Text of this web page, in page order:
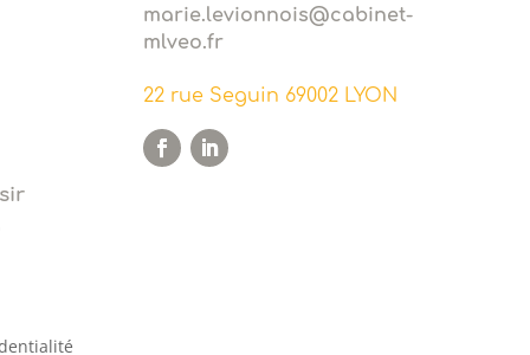
marie.levionnois@cabinet-
mlveo.fr
22 rue Seguin 69002 LYON